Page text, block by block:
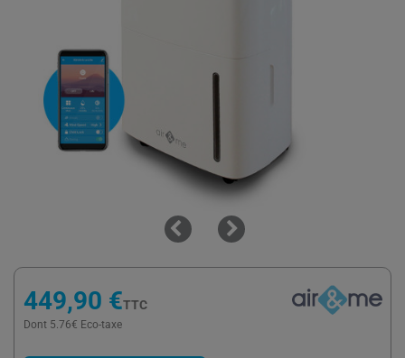
449,90 €TTC
Dont 5.76€ Eco-taxe